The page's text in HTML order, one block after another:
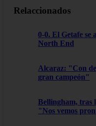
Relaccionados
0-0. El Getafe se
North End
Alcaraz: "Con
gran campeón"
Bellingham, tras
"Nos vemos